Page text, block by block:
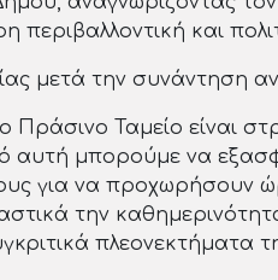
περιβαλλοντική και
μετά την συνάντηση
Πράσινο Ταμείο είναι
μπορούμε να
για να προχωρήσουν
την
πλεονεκτήματα